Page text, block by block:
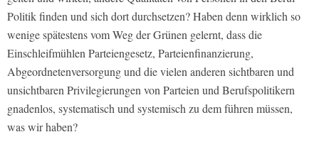
Politik finden und sich dort durchsetzen? Haben denn wirklich so
wenige spätestens vom Weg der Grünen gelernt, dass die
Einschleifmühlen Parteiengesetz, Parteienfinanzierung,
Abgeordnetenversorgung und die vielen anderen sichtbaren und
unsichtbaren Privilegierungen von Parteien und Berufspolitikern
gnadenlos, systematisch und systemisch zu dem führen müssen,
was wir haben?